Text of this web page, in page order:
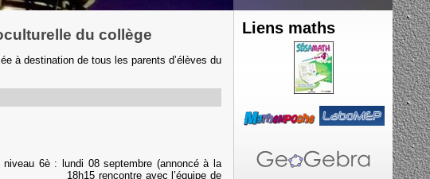
du collège
à destination de tous les parents d’élèves du
6è : lundi 08 septembre (annoncé à la
18h15 rencontre avec l’équipe de
Liens maths